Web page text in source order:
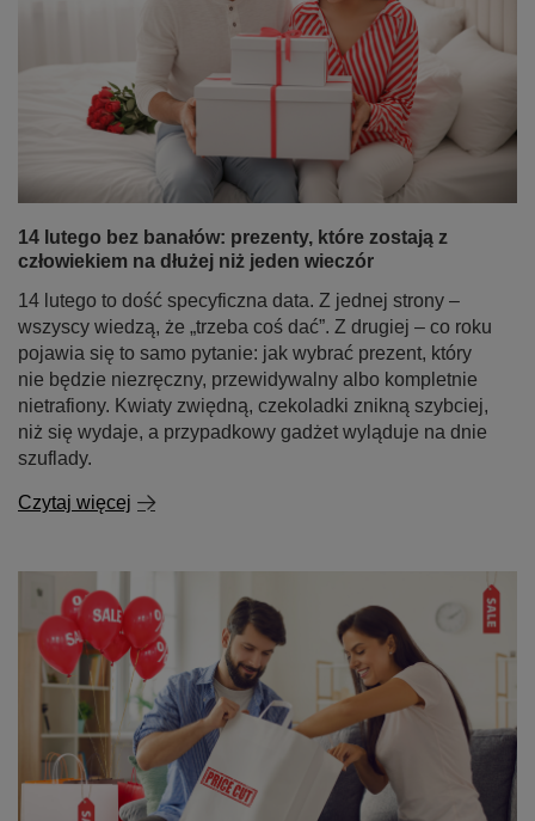
14 lutego bez banałów: prezenty, które zostają z
człowiekiem na dłużej niż jeden wieczór
14 lutego to dość specyficzna data. Z jednej strony –
wszyscy wiedzą, że „trzeba coś dać”. Z drugiej – co roku
pojawia się to samo pytanie: jak wybrać prezent, który
nie będzie niezręczny, przewidywalny albo kompletnie
nietrafiony. Kwiaty zwiędną, czekoladki znikną szybciej,
niż się wydaje, a przypadkowy gadżet wyląduje na dnie
szuflady.
Czytaj więcej